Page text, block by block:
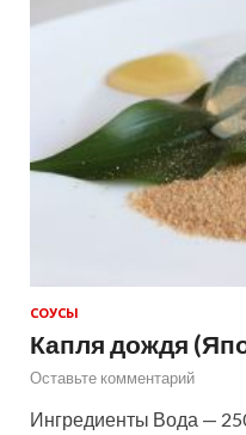
СОУСЫ
Капля дождя
Оставьте комментарий
Ингредиенты Вода —